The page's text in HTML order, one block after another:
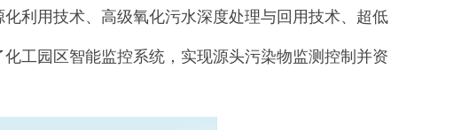
利用技术、高级氧化污水深度处理与回用技术、超低
工园区智能监控系统，实现源头污染物监测控制并资